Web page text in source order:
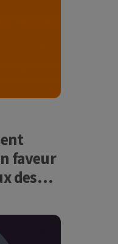
faveur
des